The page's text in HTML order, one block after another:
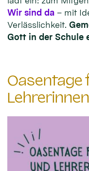
Wir sind da – mit
Verlässlichkeit.
Gott in der Schule
Oasentage